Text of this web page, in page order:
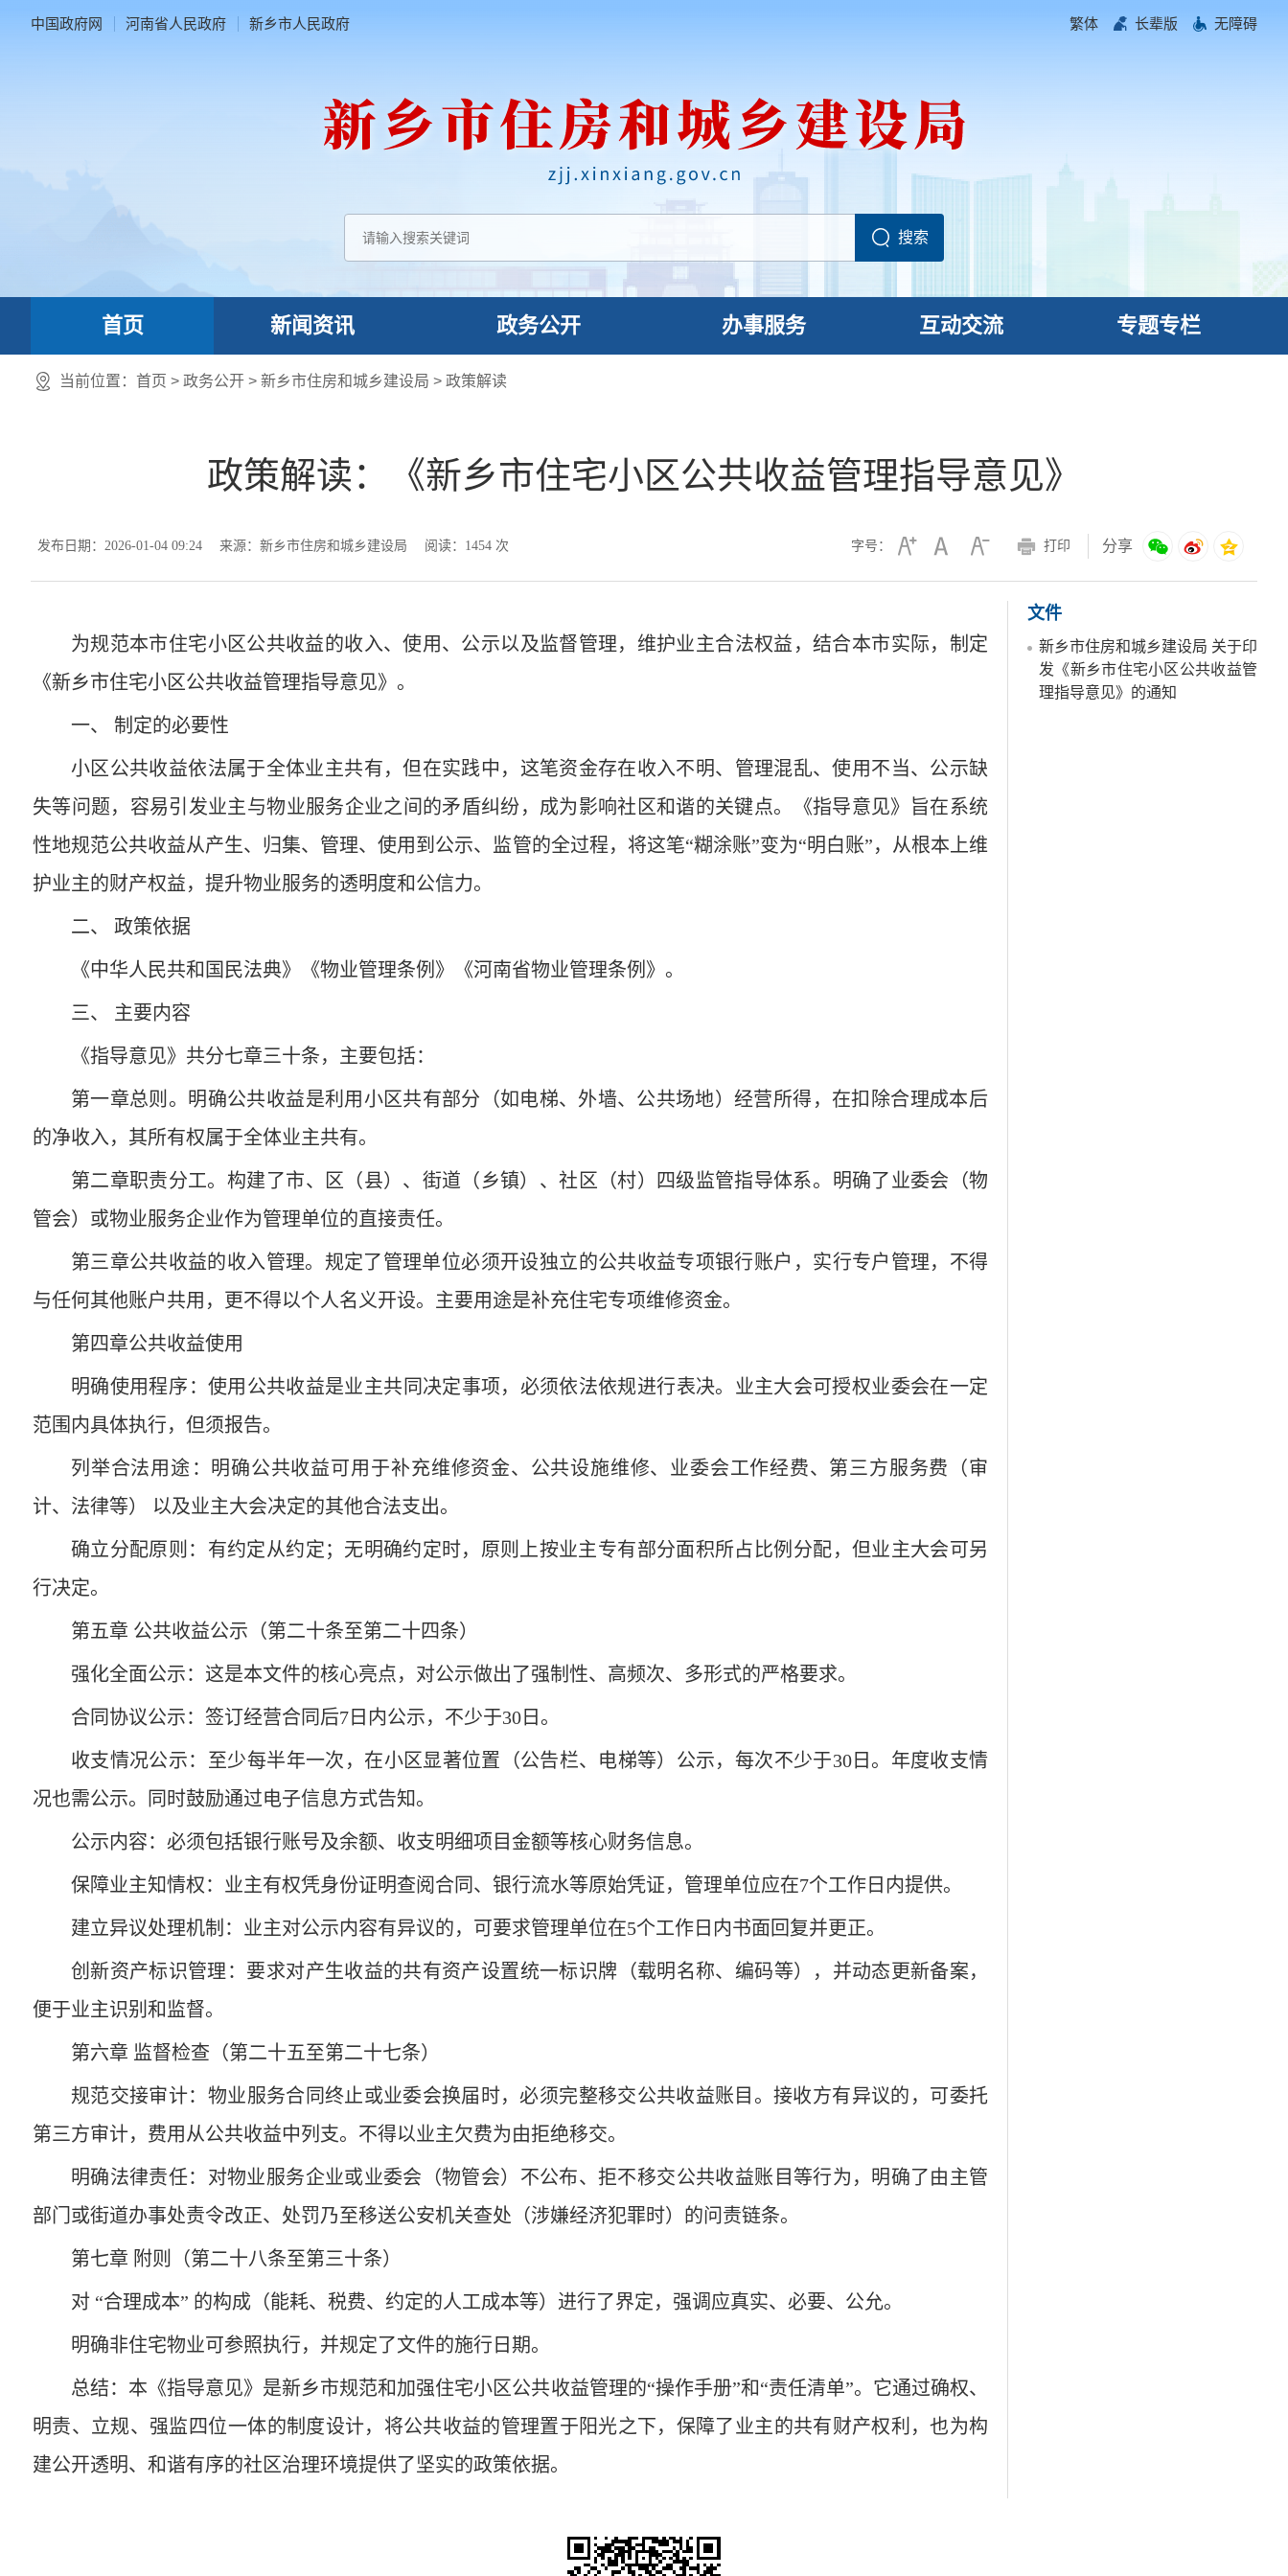
中国政府网 河南省人民政府 新乡市人民政府 繁体 长辈版 无障碍
首页 新闻资讯 政务公开 办事服务 互动交流 专题专栏
当前位置： 首页 > 政务公开 > 新乡市住房和城乡建设局 > 政策解读
政策解读：《新乡市住宅小区公共收益管理指导意见》
发布日期：2026-01-04 09:24 来源：新乡市住房和城乡建设局 阅读： 1454 次 字号： 打印 分享
为规范本市住宅小区公共收益的收入、使用、公示以及监督管理，维护业主合法权益，结合本市实际，制定
《新乡市住宅小区公共收益管理指导意见》。
一、 制定的必要性
小区公共收益依法属于全体业主共有，但在实践中，这笔资金存在收入不明、管理混乱、使用不当、公示缺
失等问题，容易引发业主与物业服务企业之间的矛盾纠纷，成为影响社区和谐的关键点。《指导意见》旨在‌系统
性地规范‌公共收益从‌产生、归集、管理、使用到公示、监管‌的全过程，将这笔“糊涂账”变为“明白账”，从根本上维
护业主的财产权益，提升物业服务的透明度和公信力。
二、 政策依据
《中华人民共和国民法典》《物业管理条例》《河南省物业管理条例》。
三、 主要内容
《指导意见》共分七章三十条，主要包括：
第一章总则‌。明确公共收益是利用小区共有部分（如电梯、外墙、公共场地）经营所得，在扣除‌合理成本‌后
的净收入，其所有权‌属于全体业主共有‌。
第二章职责分工。构建了‌市、区（县）、街道（乡镇）、社区（村）四级监管指导体系‌。明确了业委会（物
管会）或物业服务企业作为管理单位的直接责任。
第三章公共收益的收入管理。规定了管理单位‌必须开设独立的公共收益专项银行账户‌，实行专户管理，不得
与任何其他账户共用，更不得以个人名义开设。‌主要用途是补充住宅专项维修资金‌。
第四章公共收益使用
明确使用程序‌：使用公共收益是业主共同决定事项，必须依法依规进行表决。业主大会可授权业委会在一定
范围内具体执行，但须报告。
列举合法用途‌：明确公共收益可用于‌补充维修资金、公共设施维修、业委会工作经费、第三方服务费（审
计、法律等）‌ 以及业主大会决定的其他合法支出。
确立分配原则‌：有约定从约定；无明确约定时，原则上按业主‌专有部分面积所占比例‌分配，但业主大会可另
行决定。
第五章 公共收益公示（第二十条至第二十四条）
强化全面公示‌：这是本文件的核心亮点，对公示做出了‌强制性、高频次、多形式‌的严格要求。
合同协议公示‌：签订经营合同后7日内公示，不少于30日。
收支情况公示‌：‌至少每半年一次‌，在小区显著位置（公告栏、电梯等）公示，每次不少于30日。年度收支情
况也需公示。同时鼓励通过电子信息方式告知。
公示内容‌：必须包括‌银行账号及余额、收支明细项目金额‌等核心财务信息。
保障业主知情权‌：业主有权凭身份证明‌查阅合同、银行流水等原始凭证‌，管理单位应在7个工作日内提供。
建立异议处理机制‌：业主对公示内容有异议的，可要求管理单位在5个工作日内书面回复并更正。
创新资产标识管理‌：要求对产生收益的共有资产‌设置统一标识牌‌（载明名称、编码等），并动态更新备案，
便于业主识别和监督。
第六章 监督检查（第二十五至第二十七条）
规范交接审计‌：物业服务合同终止或业委会换届时，必须完整移交公共收益账目。接收方有异议的，‌可委托
第三方审计，费用从公共收益中列支‌。不得以业主欠费为由拒绝移交。
明确法律责任‌：对物业服务企业或业委会（物管会）‌不公布、拒不移交‌公共收益账目等行为，明确了由主管
部门或街道办事处责令改正、处罚乃至‌移送公安机关‌查处（涉嫌经济犯罪时）的问责链条。
第七章 附则（第二十八条至第三十条）
对 ‌“合理成本”‌ 的构成（能耗、税费、约定的人工成本等）进行了界定，强调应真实、必要、公允。
明确非住宅物业可参照执行，并规定了文件的施行日期。
总结‌：本《指导意见》是新乡市规范和加强住宅小区公共收益管理的“操作手册”和“责任清单”。它通过‌确权、
明责、立规、强监‌四位一体的制度设计，将公共收益的管理置于阳光之下，保障了业主的共有财产权利，也为构
建公开透明、和谐有序的社区治理环境提供了坚实的政策依据。
文件
新乡市住房和城乡建设局 关于印
发《新乡市住宅小区公共收益管
理指导意见》的通知